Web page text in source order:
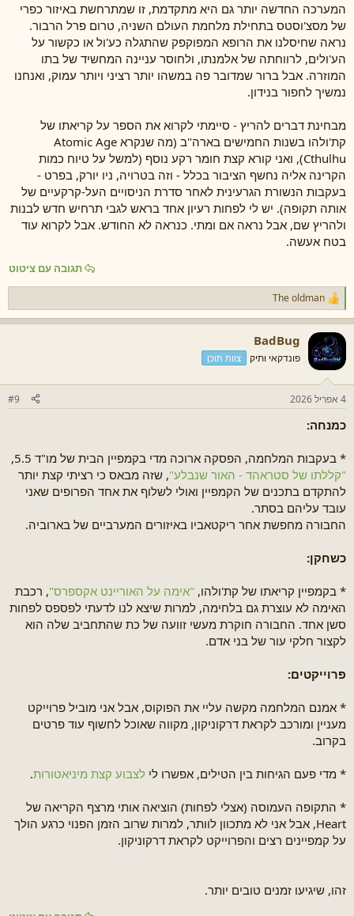
המערכה החדשה יותר גם היא מתקדמת, זו שמתרחשת באיזור כפרי
של מסצ'וסטס בתחילת מלחמת העולם השניה, טרום פרל הרבור.
נראה שחיסלנו את הרופא המפוקפק שהתגלה כע'ול או כקשור על
הע'ולים, לרווחתה של אלמנתו, ולחוסר עניינה המחשיד של בתו
המוזרה. אבל ברור שמדובר פה במשהו יותר רציני ויותר עמוק, ואנחנו
נמשיך לחפור בנידון.
מבחינת דברים להריץ - סיימתי לקרוא את הספר על קריאתו של
קת'ולהו בשנות החמישים בארה"ב (מה שנקרא Atomic Age
Cthulhu), ואני קורא קצת חומר רקע נוסף (למשל על טיוח כמות
הקרינה אליה נחשף הציבור בכלל - וזה בטרויה, ניו יורק, בפרט -
בעקבות הנשורת הגרעינית לאחר סדרת הניסויים העל-קרקעיים של
אותה תקופה). יש לי לפחות רעיון אחד בראש לגבי תרחיש חדש לבנות
ולהריץ שם, אבל נראה אם ומתי. כנראה לא החודש. אבל לקרוא עוד
בטח אעשה.
תגובה עם ציטוט
ר
ג
ש
ת
:
The oldman
BadBug
פונדקאי ותיק צוות תוכן
4 אפריל 2026 #9
כמנחה:
* בעקבות המלחמה, הפסקה ארוכה מדי בקמפיין הבית של מו"ד 5.5,
"קללתו של סטראהד - האור שנבלע", שזה מבאס כי רציתי קצת יותר
להתקדם בתכנים של הקמפיין ואולי לשלוף את אחד הפרופים שאני
עובד עליהם בסתר.
החבורה מחפשת אחר ריקטאביו באיזורים המערביים של בארוביה.
כשחקן:
* בקמפיין קריאתו של קת'ולהו, "אימה על האוריינט אקספרס", רכבת
האימה לא עוצרת גם בלחימה, למרות שיצא לנו לדעתי לפספס לפחות
סשן אחד. החבורה חוקרת מעשי זוועה של כת שהתחביב שלה הוא
לקצור חלקי עור של בני אדם.
פרוייקטים:
* אמנם המלחמה מקשה עליי את הפוקוס, אבל אני מוביל פרוייקט
מעניין ומורכב לקראת דרקוניקון, מקווה שאוכל לחשוף עוד פרטים
בקרוב.
* מדי פעם הגיחות בין הטילים, אפשרו לי לצבוע קצת מיניאטורות.
* התקופה העמוסה (אצלי לפחות) הוציאה אותי מרצף הקריאה של
Heart, אבל אני לא מתכוון לוותר, למרות שרוב הזמן הפנוי כרגע הולך
על קמפיינים רצים והפרוייקט לקראת דרקוניקון.
זהו, שיגיעו זמנים טובים יותר.